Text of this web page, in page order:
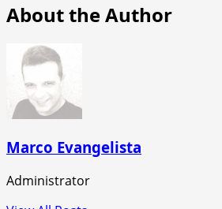
About the Author
Marco Evangelista
Administrator